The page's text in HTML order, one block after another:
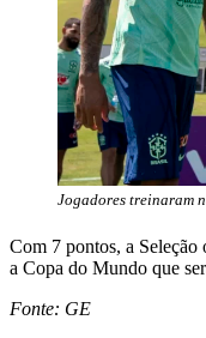
Jogadores treinaram
Com 7 pontos, a Seleção
a Copa do Mundo que
Fonte: GE